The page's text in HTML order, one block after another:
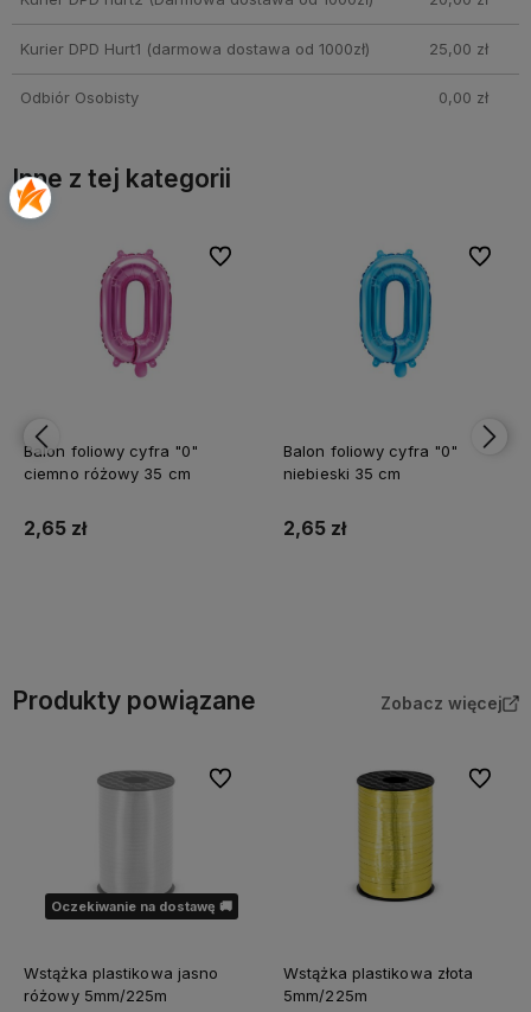
Kurier DPD Hurt1 (darmowa dostawa od 1000zł) 25,00 zł
Odbiór Osobisty 0,00 zł
Inne z tej kategorii
Balon foliowy cyfra "0"
ciemno różowy 35 cm
2,65 zł
Do ulubionych
Do ulubionych
Balon foliowy cyfra "0"
niebieski 35 cm
2,65 zł
Do
Do
Produkty powiązane Zobacz więcej
Oczekiwanie na dostawę 🚚
Wstążka plastikowa jasno
różowy 5mm/225m
Do ulubionych
Wstążka plastikowa złota
5mm/225m
Do